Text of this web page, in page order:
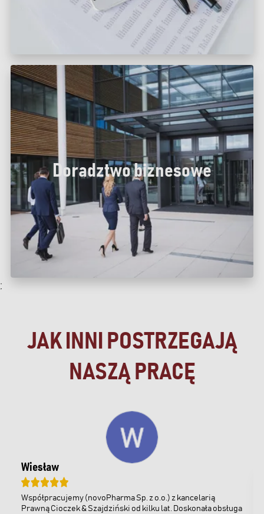
Doradztwo biznesowe
;
JAK INNI POSTRZEGAJĄ
NASZĄ PRACĘ
Wiesław
Współpracujemy (novoPharma Sp. z o.o.) z kancelarią
Prawną Cioczek & Szajdziński od kilku lat. Doskonała obsługa